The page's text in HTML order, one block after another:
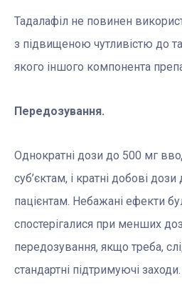
Тадалафіл не повинен
з підвищеною чутливістю до
якого іншого компонента
Передозування.
Однократні дози до 500 мг
суб’єктам, і кратні добові
пацієнтам. Небажані ефекти
спостерігалися при менших
передозування, якщо треба,
стандартні підтримуючі заходи.